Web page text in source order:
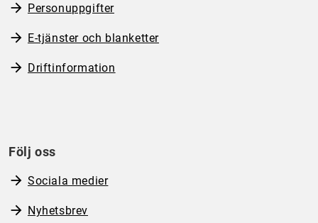
Personuppgifter
E-tjänster och blanketter
Driftinformation
Följ oss
Sociala medier
Nyhetsbrev